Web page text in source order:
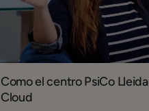
Como el centro PsiCo
Cloud